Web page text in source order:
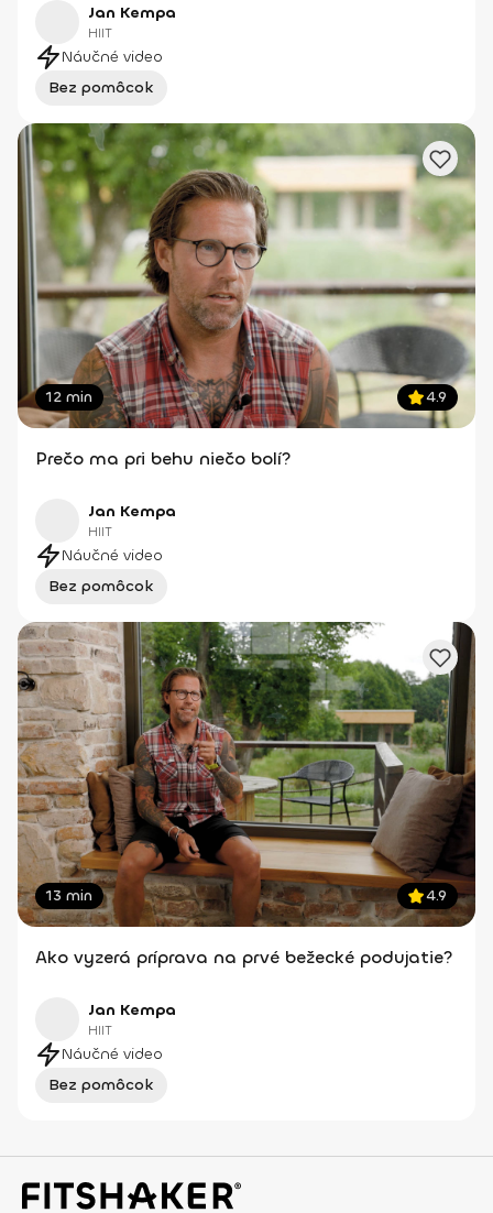
Jan Kempa
HIIT
Náučné video
Bez pomôcok
12 min 4.9
Prečo ma pri behu niečo bolí?
Jan Kempa
HIIT
Náučné video
Bez pomôcok
13 min 4.9
Ako vyzerá príprava na prvé bežecké podujatie?
Jan Kempa
HIIT
Náučné video
Bez pomôcok